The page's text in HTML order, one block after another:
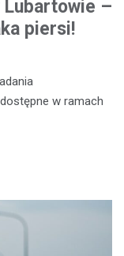
Lubartowie –
piersi!
w ramach